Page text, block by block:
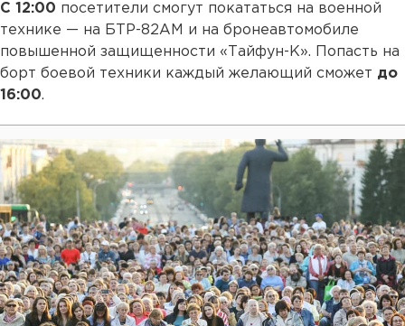
С 12:00 посетители смогут покататься на военной
технике — на БТР-82АМ и на бронеавтомобиле
повышенной защищенности «Тайфун-К». Попасть на
борт боевой техники каждый желающий сможет до
16:00.